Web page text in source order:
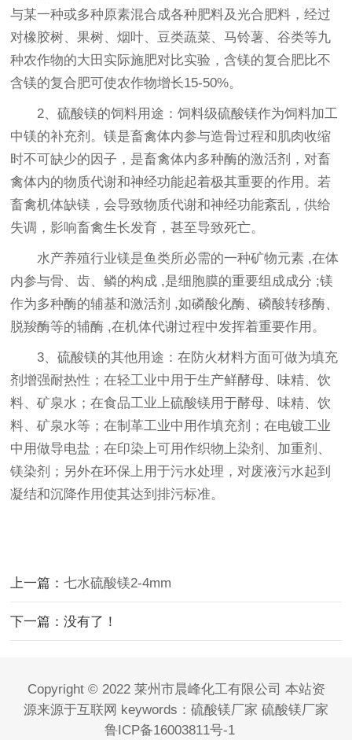
与某一种或多种原素混合成各种肥料及光合肥料，经过
对橡胶树、果树、烟叶、豆类蔬菜、马铃薯、谷类等九
种农作物的大田实际施肥对比实验，含镁的复合肥比不
含镁的复合肥可使农作物增长15-50%。
2、硫酸镁的饲料用途：饲料级硫酸镁作为饲料加工
中镁的补充剂。镁是畜禽体内参与造骨过程和肌肉收缩
时不可缺少的因子，是畜禽体内多种酶的激活剂，对畜
禽体内的物质代谢和神经功能起着极其重要的作用。若
畜禽机体缺镁，会导致物质代谢和神经功能紊乱，供给
失调，影响畜禽生长发育，甚至导致死亡。
水产养殖行业镁是鱼类所必需的一种矿物元素 ,在体
内参与骨、齿、鳞的构成 ,是细胞膜的重要组成成分 ;镁
作为多种酶的辅基和激活剂 ,如磷酸化酶、磷酸转移酶、
脱羧酶等的辅酶 ,在机体代谢过程中发挥着重要作用。
3、硫酸镁的其他用途：在防火材料方面可做为填充
剂增强耐热性；在轻工业中用于生产鲜酵母、味精、饮
料、矿泉水；在食品工业上硫酸镁用于酵母、味精、饮
料、矿泉水等；在制革工业中用作填充剂；在电镀工业
中用做导电盐；在印染上可用作织物上染剂、加重剂、
镁染剂；另外在环保上用于污水处理，对废液污水起到
凝结和沉降作用使其达到排污标准。
上一篇：七水硫酸镁2-4mm
下一篇：没有了！
Copyright © 2022 莱州市晨峰化工有限公司 本站资
源来源于互联网 keywords： 硫酸镁厂家 硫酸镁厂家
鲁ICP备16003811号-1